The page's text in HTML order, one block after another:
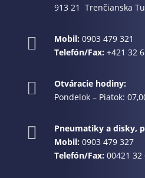
913 21 Trenčianska
 Mobil: 0903 479 321
Telefón/Fax:+421 32

Otváracie hodiny:
Pondelok – Piatok:

Pneumatiky a disky,
Mobil: 0903 479 327
Telefón/Fax:00421 32